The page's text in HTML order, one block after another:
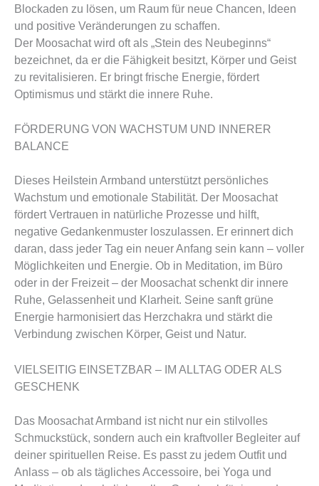
Blockaden zu lösen, um Raum für neue Chancen, Ideen
und positive Veränderungen zu schaffen.
Der Moosachat wird oft als „Stein des Neubeginns“
bezeichnet, da er die Fähigkeit besitzt, Körper und Geist
zu revitalisieren. Er bringt frische Energie, fördert
Optimismus und stärkt die innere Ruhe.
FÖRDERUNG VON WACHSTUM UND INNERER
BALANCE
Dieses Heilstein Armband unterstützt persönliches
Wachstum und emotionale Stabilität. Der Moosachat
fördert Vertrauen in natürliche Prozesse und hilft,
negative Gedankenmuster loszulassen. Er erinnert dich
daran, dass jeder Tag ein neuer Anfang sein kann – voller
Möglichkeiten und Energie. Ob in Meditation, im Büro
oder in der Freizeit – der Moosachat schenkt dir innere
Ruhe, Gelassenheit und Klarheit. Seine sanft grüne
Energie harmonisiert das Herzchakra und stärkt die
Verbindung zwischen Körper, Geist und Natur.
VIELSEITIG EINSETZBAR – IM ALLTAG ODER ALS
GESCHENK
Das Moosachat Armband ist nicht nur ein stilvolles
Schmuckstück, sondern auch ein kraftvoller Begleiter auf
deiner spirituellen Reise. Es passt zu jedem Outfit und
Anlass – ob als tägliches Accessoire, bei Yoga und